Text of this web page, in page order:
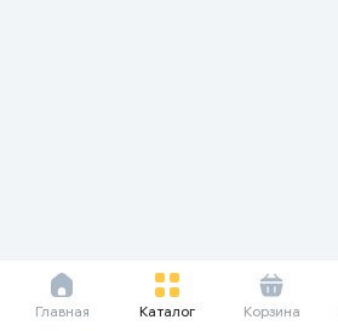
Главная Каталог Корзина